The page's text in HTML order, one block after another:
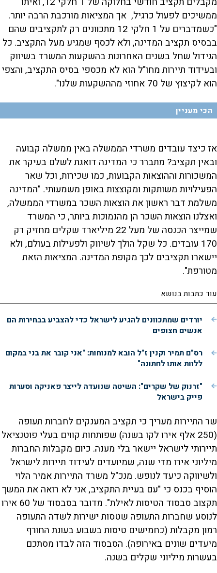
ממשיכים לפעול כרגיל, אך המציאות מורכבת הרבה יותר.
"כשמדברים על 1 חלקי 12 מתכוונים רק לתקציבים שהם
בבסיס תקציב המדינה, ולא לכסף שמגיע מעל התקציב. כל
הגידול שחל בשנים האחרונות בהשקעות המשרד בשיווק
ובעידוד תיירות מחו"ל הוא לא מכספי בסיס התקציב, והצפי
הוא לקיצוץ של 70 אחוזי מההשקעות שלנו".
הכי מעניין
אז כיצד עובדים משרדי הממשלה באין ממשלה קבועה
ובאין תקציב? מתברר כי המדינה דואגת לשלם בעיקר את
המשכורות וההוצאות הקבועות, כמו שכירות, וכל שאר
הפעילויות משותקות ומקוצצות באופן משמעותי. "המדינה
משלמת דבר ראשון את הוצאות השכר במשרדי הממשלה,
ואצלנו הוצאות השכר הן מהנמוכות ביותר, כי המשרד
שמייצר הכנסה של מעל 22 מיליארד שקלים מחזיק רק
170 עובדים. כל שקל הולך לשיווק ולפעילות בעולם, ולא
יישארו תקציבים לכך מקופת המדינה. המציאות הזאת
מטורפת".
עוד כתבות בנושא
יורדים שמתכוונים להגיע לישראל כדי להצביע בבחירות הם
אנשים חצופים
רס"ם תמיר וקנין ז"ל הובא למנוחות: "אני קובר את בני במקום
ללוות אותו לחתונה"
"זרנוק של שקרים": השיטה שנועדה לייצר פאניקה וסערות
פייק בישראל
שר התיירות מעריך כי תקציב המענקים לחברות תעופה
(250 אלף אירו לקו בשנה) שפותחות קווים בעלי פוטנציאל
תיירותי לישראל יישאר בלי מענה. כיום מקבלות החברות
מיליוני אירו מדי שנה, שמיועדים לעידוד תיירות לישראל
ולשיווקה כיעד לנופש. מנכ"ל משרד התיירות אמיר הלוי
הוסיף בכנס כי "עם בעיית התקציב, אני לא רואה את המשך
תקצוב סבסוד הטיסות לאילת". מדובר בסבסוד של 60 אירו
לנוסע שחברות התעופה שטסות ישירות לשדה התעופה
רמון מקבלות (כחמישים טיסות בשבוע בעונת החורף
מיעדים שונים באירופה). הסבסוד הזה לבדו מסתכם
בעשרות מיליוני שקלים בשנה.